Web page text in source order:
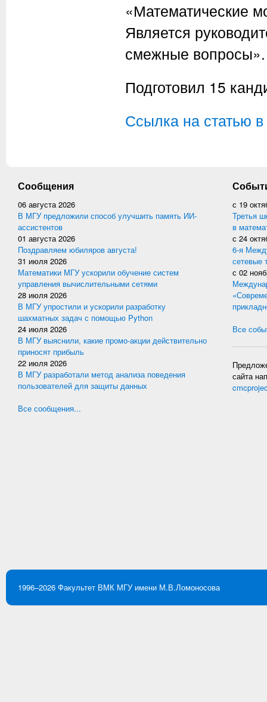
«Математические
Является
смежные вопросы».
Подготовил 15
Ссылка на статью
Сообщения
06 августа 2026
В МГУ предложили способ улучшить память ИИ-
ассистентов
01 августа 2026
Поздравляем юбиляров августа!
31 июля 2026
Математики МГУ ускорили обучение систем
управления вычислительными сетями
28 июля 2026
В МГУ упростили и ускорили разработку
шахматных задач с помощью Python
24 июля 2026
В МГУ выяснили, какие промо-акции действительно
приносят прибыль
22 июля 2026
В МГУ разработали метод анализа поведения
пользователей для защиты данных
Все сообщения...
с 19
Третья
в
с 24
6-я
сетевые
с 02
Все
сайта
1996–2026 Факультет ВМК МГУ имени М.В.Ломоносова